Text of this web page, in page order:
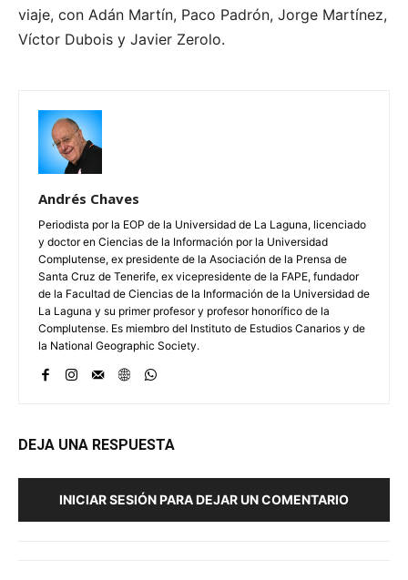
viaje, con Adán Martín, Paco Padrón, Jorge Martínez,
Víctor Dubois y Javier Zerolo.
Andrés Chaves
Periodista por la EOP de la Universidad de La Laguna, licenciado
y doctor en Ciencias de la Información por la Universidad
Complutense, ex presidente de la Asociación de la Prensa de
Santa Cruz de Tenerife, ex vicepresidente de la FAPE, fundador
de la Facultad de Ciencias de la Información de la Universidad de
La Laguna y su primer profesor y profesor honorífico de la
Complutense. Es miembro del Instituto de Estudios Canarios y de
la National Geographic Society.
DEJA UNA RESPUESTA
INICIAR SESIÓN PARA DEJAR UN COMENTARIO